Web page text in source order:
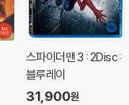
, 동영상이 없는 경우 교환/
, 변심 사유로의 반품은 제
스파이더맨 3 : 2Disc :
블루레이
31,900원